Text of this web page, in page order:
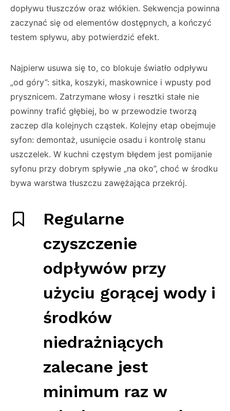
dopływu tłuszczów oraz włókien. Sekwencja powinna
zaczynać się od elementów dostępnych, a kończyć
testem spływu, aby potwierdzić efekt.
Najpierw usuwa się to, co blokuje światło odpływu
„od góry”: sitka, koszyki, maskownice i wpusty pod
prysznicem. Zatrzymane włosy i resztki stałe nie
powinny trafić głębiej, bo w przewodzie tworzą
zaczep dla kolejnych cząstek. Kolejny etap obejmuje
syfon: demontaż, usunięcie osadu i kontrolę stanu
uszczelek. W kuchni częstym błędem jest pomijanie
syfonu przy dobrym spływie „na oko”, choć w środku
bywa warstwa tłuszczu zawężająca przekrój.
Regularne
czyszczenie
odpływów przy
użyciu gorącej wody i
środków
niedrażniących
zalecane jest
minimum raz w